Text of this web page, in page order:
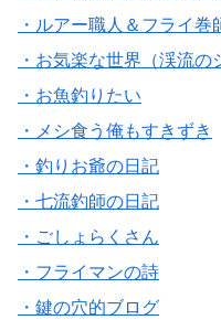
・ルアー職人＆フライ巻
・お気楽な世界（渓流の
・お魚釣りたい
・メシ食う俺もすきずき
・釣りお爺の日記
・七流釣師の日記
・ごしょらくさん
・フライマンの詩
・鍵の穴的ブログ